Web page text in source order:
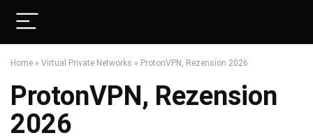
Home » Virtual Private Networks » ProtonVPN, Rezension 2026
ProtonVPN, Rezension
2026